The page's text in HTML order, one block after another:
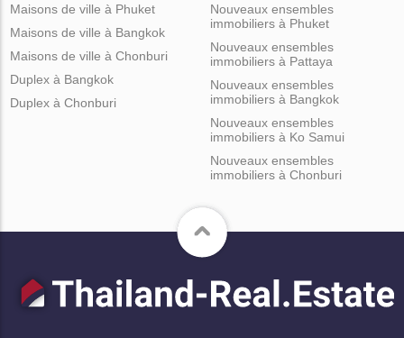
Maisons de ville à Phuket
Maisons de ville à Bangkok
Maisons de ville à Chonburi
Duplex à Bangkok
Duplex à Chonburi
Nouveaux ensembles
immobiliers à Phuket
Nouveaux ensembles
immobiliers à Pattaya
Nouveaux ensembles
immobiliers à Bangkok
Nouveaux ensembles
immobiliers à Ko Samui
Nouveaux ensembles
immobiliers à Chonburi